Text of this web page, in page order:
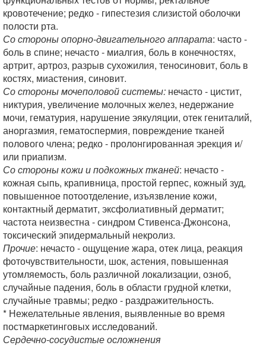
кровотечение; редко - гипестезия слизистой оболочки
полости рта.
Со стороны опорно-двигательного аппарата: часто -
боль в спине; нечасто - миалгия, боль в конечностях,
артрит, артроз, разрыв сухожилия, теносиновит, боль в
костях, миастения, синовит.
Со стороны мочеполовой системы: нечасто - цистит,
никтурия, увеличение молочных желез, недержание
мочи, гематурия, нарушение эякуляции, отек гениталий,
аноргазмия, гематоспермия, повреждение тканей
полового члена; редко - пролонгированная эрекция и/
или приапизм.
Со стороны кожи и подкожных тканей: нечасто -
кожная сыпь, крапивница, простой герпес, кожный зуд,
повышенное потоотделение, изъязвление кожи,
контактный дерматит, эксфолиативный дерматит;
частота неизвестна - синдром Стивенса-Джонсона,
токсический эпидермальный некролиз.
Прочие: нечасто - ощущение жара, отек лица, реакция
фоточувствительности, шок, астения, повышенная
утомляемость, боль различной локализации, озноб,
случайные падения, боль в области грудной клетки,
случайные травмы; редко - раздражительность.
* Нежелательные явления, выявленные во время
постмаркетинговых исследований.
Сердечно-сосудистые осложнения